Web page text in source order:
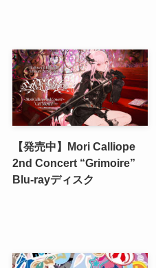
【発売中】Mori Calliope
2nd Concert “Grimoire”
Blu-rayディスク